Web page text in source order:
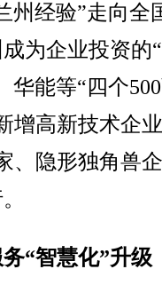
州经验”走向全
为企业投资的
华能等“四个
增高新技术企
、隐形独角兽
“智慧化”升级